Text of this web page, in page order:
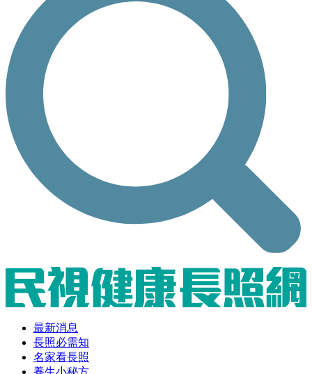
最新消息
長照必需知
名家看長照